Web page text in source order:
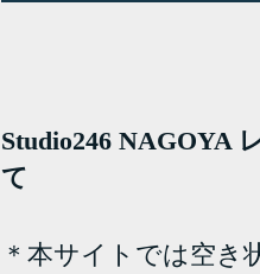
Studio246 NAGOYA
て
＊本サイトでは空き